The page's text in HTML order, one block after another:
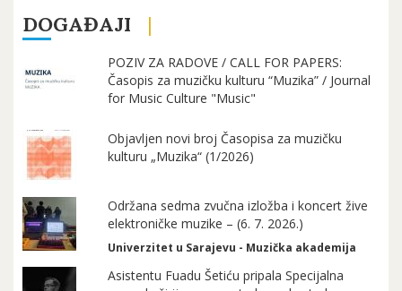
DOGAĐAJI
POZIV ZA RADOVE / CALL FOR PAPERS:
Časopis za muzičku kulturu “Muzika” / Journal
for Music Culture "Music"
Objavljen novi broj Časopisa za muzičku
kulturu „Muzika“ (1/2026)
Održana sedma zvučna izložba i koncert žive
elektroničke muzike – (6. 7. 2026.)
Univerzitet u Sarajevu - Muzička akademija
Asistentu Fuadu Šetiću pripala Specijalna